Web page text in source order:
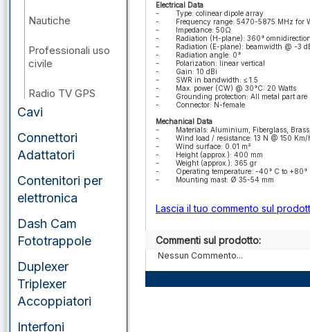
Nautiche
Professionali uso
civile
Radio TV GPS
base
portatili
veicolari
Cavi
Connettori
Adattatori
Contenitori per
elettronica
Dash Cam
Fototrappole
Duplexer
Triplexer
Accoppiatori
Interfoni
Electrical Data
-
Type: colinear dipole array
-
Frequency range: 5470-5875 MHz for
-
Impedance: 50Ω
-
Radiation (H-plane): 360°
-
Radiation (E-plane): beamwidth @ -3
-
Radiation angle: 0°
-
Polarization: linear vertical
-
Gain: 10 dBi
-
SWR in bandwidth: ≤ 1.5
-
Max. power (CW) @ 30°C: 20 Watts
-
Grounding protection: All metal part
-
Connector: N-female
Mechanical Data
-
Materials: Aluminium, Fiberglass,
-
Wind load / resistance: 13 N @ 150
-
Wind surface: 0.01 m²
-
Height (approx.): 400 mm
-
Weight (approx.): 365 gr
-
Operating temperature: -40° C to +80°
-
Mounting mast: Ø 35-54 mm
Lascia il tuo commento sul
Commenti sul prodotto:
Nessun Commento...